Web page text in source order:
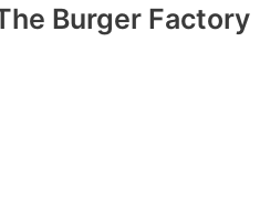
Burger Factory